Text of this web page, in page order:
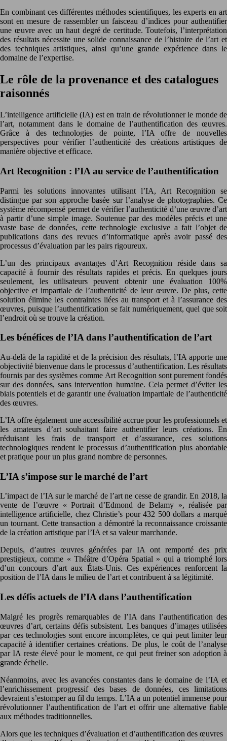
En combinant ces différentes méthodes scientifiques, les experts en art
sont en mesure de rassembler un faisceau d’indices pour authentifier
une œuvre avec un haut degré de certitude. Toutefois, l’interprétation
des résultats nécessite une solide connaissance de l’histoire de l’art et
des techniques artistiques, ainsi qu’une grande expérience dans le
domaine de l’expertise.
Le rôle de la provenance et des catalogues
raisonnés
L’intelligence artificielle (IA) est en train de révolutionner le monde de
l’art, notamment dans le domaine de l’authentification des œuvres.
Grâce à des technologies de pointe, l’IA offre de nouvelles
perspectives pour vérifier l’authenticité des créations artistiques de
manière objective et efficace.
Art Recognition : l’IA au service de l’authentification
Parmi les solutions innovantes utilisant l’IA, Art Recognition se
distingue par son approche basée sur l’analyse de photographies. Ce
système récompensé permet de vérifier l’authenticité d’une œuvre d’art
à partir d’une simple image. Soutenue par des modèles précis et une
vaste base de données, cette technologie exclusive a fait l’objet de
publications dans des revues d’informatique après avoir passé des
processus d’évaluation par les pairs rigoureux.
L’un des principaux avantages d’Art Recognition réside dans sa
capacité à fournir des résultats rapides et précis. En quelques jours
seulement, les utilisateurs peuvent obtenir une évaluation 100%
objective et impartiale de l’authenticité de leur œuvre. De plus, cette
solution élimine les contraintes liées au transport et à l’assurance des
œuvres, puisque l’authentification se fait numériquement, quel que soit
l’endroit où se trouve la création.
Les bénéfices de l’IA dans l’authentification de l’art
Au-delà de la rapidité et de la précision des résultats, l’IA apporte une
objectivité bienvenue dans le processus d’authentification. Les résultats
fournis par des systèmes comme Art Recognition sont purement fondés
sur des données, sans intervention humaine. Cela permet d’éviter les
biais potentiels et de garantir une évaluation impartiale de l’authenticité
des œuvres.
L’IA offre également une accessibilité accrue pour les professionnels et
les amateurs d’art souhaitant faire authentifier leurs créations. En
réduisant les frais de transport et d’assurance, ces solutions
technologiques rendent le processus d’authentification plus abordable
et pratique pour un plus grand nombre de personnes.
L’IA s’impose sur le marché de l’art
L’impact de l’IA sur le marché de l’art ne cesse de grandir. En 2018, la
vente de l’œuvre « Portrait d’Edmond de Belamy », réalisée par
intelligence artificielle, chez Christie’s pour 432 500 dollars a marqué
un tournant. Cette transaction a démontré la reconnaissance croissante
de la création artistique par l’IA et sa valeur marchande.
Depuis, d’autres œuvres générées par IA ont remporté des prix
prestigieux, comme « Théâtre d’Opéra Spatial » qui a triomphé lors
d’un concours d’art aux États-Unis. Ces expériences renforcent la
position de l’IA dans le milieu de l’art et contribuent à sa légitimité.
Les défis actuels de l’IA dans l’authentification
Malgré les progrès remarquables de l’IA dans l’authentification des
œuvres d’art, certains défis subsistent. Les banques d’images utilisées
par ces technologies sont encore incomplètes, ce qui peut limiter leur
capacité à identifier certaines créations. De plus, le coût de l’analyse
par IA reste élevé pour le moment, ce qui peut freiner son adoption à
grande échelle.
Néanmoins, avec les avancées constantes dans le domaine de l’IA et
l’enrichissement progressif des bases de données, ces limitations
devraient s’estomper au fil du temps. L’IA a un potentiel immense pour
révolutionner l’authentification de l’art et offrir une alternative fiable
aux méthodes traditionnelles.
Alors que les techniques d’évaluation et d’authentification des œuvres